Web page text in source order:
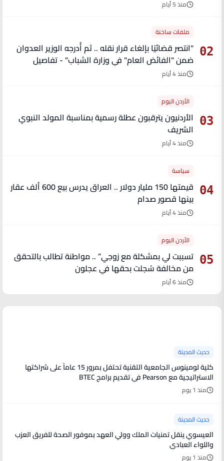
منذ 5 أيام
02
ملفات ساخنة
"انتصر قضائيًا بإلغاء قرار نقله .. ثم أُدرجه الوزير العدوان
ضمن "الفائض العام" في وزارة الشباب" - تفاصيل
منذ 4 أيام
03
الأردن اليوم
الأردنيون يترقبون عطلة رسمية بمناسبة المولد النبوي
الشريف
منذ 4 أيام
04
سياسة
قيمتها 150 مليار دولار .. العراق يدرس بيع 600 ألف عقار
بينها قصور صدام
منذ 4 أيام
05
الأردن اليوم
تسببت لي بمشكلة مع زوجي” .. مواطنة تطالب بالتحقق
من مخالفة سُجلت بحقها في عجلون
منذ 6 أيام
حديث المدينة
كلية لومينوس الجامعية التقنية تحتفل بمرور 15 عاماً على شراكتها
الاستراتيجية مع Pearson في تقديم برامج BTEC
منذ 1 يوم
حديث المدينة
العيسوي ينقل تمنيات الملك وولي العهد بموفور الصحة للفريق العزب
واللواء العبادي
منذ 1 يوم